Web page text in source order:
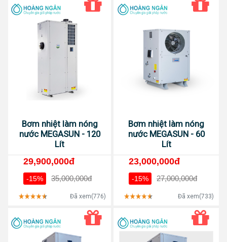
Bơm nhiệt làm nóng
nước MEGASUN - 120
Lít
29,900,000đ
-15% 35,000,000đ
Đã xem(776)
Bơm nhiệt làm nóng
nước MEGASUN - 60
Lít
23,000,000đ
-15% 27,000,000đ
Đã xem(733)